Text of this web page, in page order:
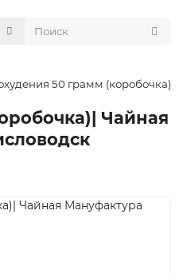
50 грамм (коробочка)
Чайная